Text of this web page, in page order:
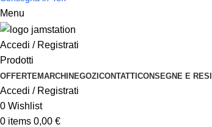
Menu
Accedi / Registrati
Prodotti
OFFERTEMARCHINEGOZICONTATTICONSEGNE E RESI
Accedi / Registrati
0 Wishlist
0 items 0,00 €